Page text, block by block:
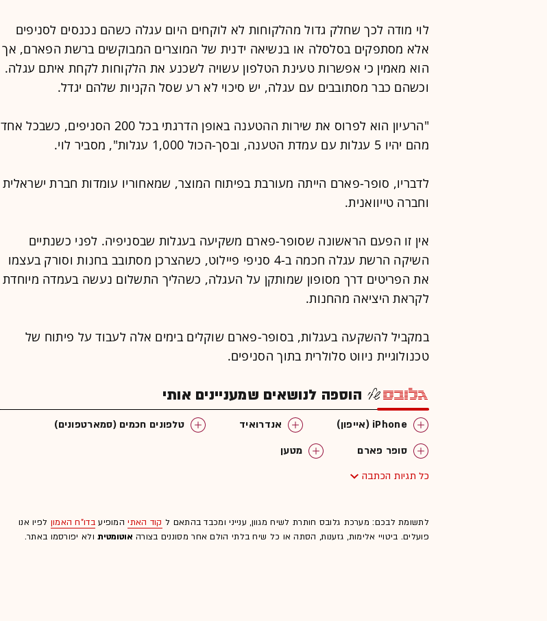
לוי מודה לכך שחלק גדול מהלקוחות לא לוקחים היום עגלה כשהם נכנסים לסניפים
אלא מסתפקים בסלסלה או בנשיאה ידנית של המוצרים המבוקשים ברשת הפארם, אך
הוא מאמין כי אפשרות טעינת הטלפון עשויה לשכנע את הלקוחות לקחת איתם עגלה.
וכשהם כבר מסתובבים עם עגלה, יש סיכוי לא רע שסל הקניות שלהם יגדל.
"הרעיון הוא לפרוס את שירות ההטענה באופן הדרגתי בכל 200 הסניפים, כשבכל אחד
מהם יהיו 5 עגלות עם עמדת הטענה, ובסך-הכול 1,000 עגלות", מסביר לוי.
לדבריו, סופר-פארם הייתה מעורבת בפיתוח המוצר, שמאחוריו עומדות חברת ישראלית
וחברה טייוואנית.
אין זו הפעם הראשונה שסופר-פארם משקיעה בעגלות שבסניפיה. לפני כשנתיים
השיקה הרשת עגלה חכמה ב-4 סניפי פיילוט, כשהצרכן מסתובב בחנות וסורק בעצמו
את הפריטים דרך מסופון שמותקן על העגלה, כשהליך התשלום נעשה בעמדה מיוחדת
לקראת היציאה מהחנות.
במקביל להשקעה בעגלות, בסופר-פארם שוקלים בימים אלה לעבוד על פיתוח של
טכנולוגיית ניווט סלולרית בתוך הסניפים.
הוספה לנושאים שמעניינים אותי
iPhone (אייפון) אנדרואיד
טלפונים חכמים (סמארטפונים)
סופר פארם
מטען
כל תגיות הכתבה
לתשומת לבכם: מערכת גלובס חותרת לשיח מגוון, ענייני ומכבד בהתאם ל קוד האתיהמופיעבדו"ח האמון לפיו אנו
פועלים. ביטויי אלימות, גזענות, הסתה או כל שיח בלתי הולם אחר מסוננים בצורה אוטומטיתולא יפורסמו באתר.